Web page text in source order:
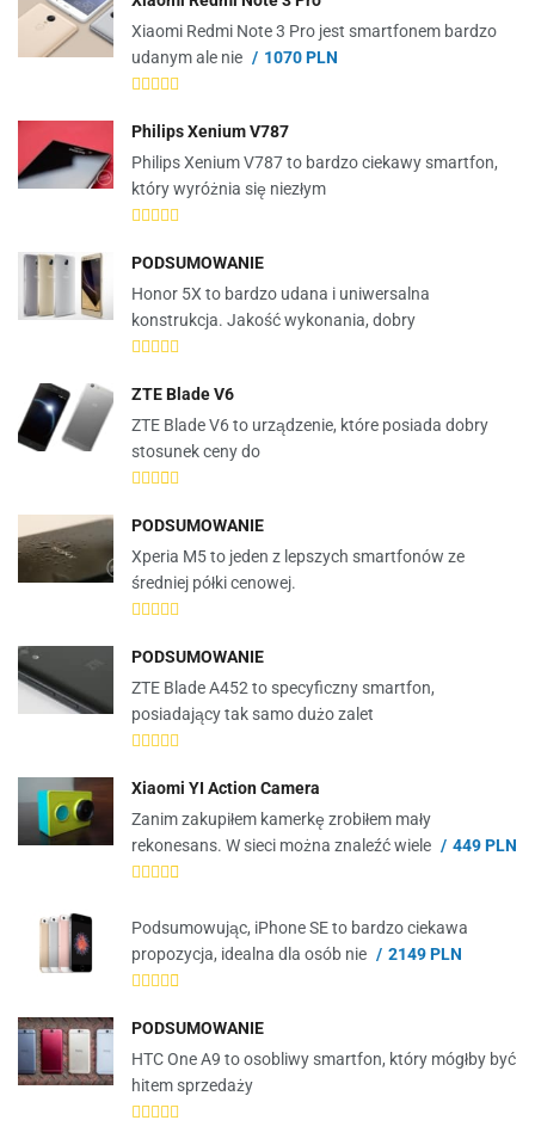
Xiaomi Redmi Note 3 Pro jest smartfonem bardzo
udanym ale nie
1070 PLN
Philips Xenium V787
Philips Xenium V787 to bardzo ciekawy smartfon,
który wyróżnia się niezłym
PODSUMOWANIE
Honor 5X to bardzo udana i uniwersalna
konstrukcja. Jakość wykonania, dobry
ZTE Blade V6
ZTE Blade V6 to urządzenie, które posiada dobry
stosunek ceny do
PODSUMOWANIE
Xperia M5 to jeden z lepszych smartfonów ze
średniej półki cenowej.
PODSUMOWANIE
ZTE Blade A452 to specyficzny smartfon,
posiadający tak samo dużo zalet
Xiaomi YI Action Camera
Zanim zakupiłem kamerkę zrobiłem mały
rekonesans. W sieci można znaleźć wiele
449 PLN
Podsumowując, iPhone SE to bardzo ciekawa
propozycja, idealna dla osób nie
2149 PLN
PODSUMOWANIE
HTC One A9 to osobliwy smartfon, który mógłby być
hitem sprzedaży